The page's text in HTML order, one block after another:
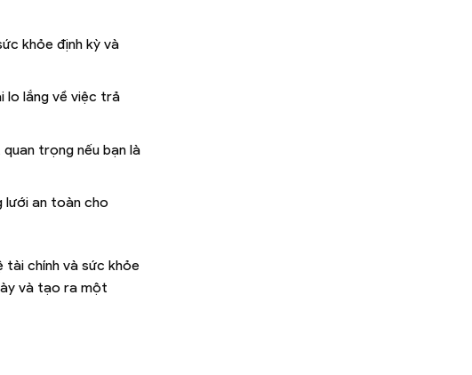
khỏe định kỳ và
lo lắng về việc trả
trọng nếu bạn là
lưới an toàn cho
tài chính và sức khỏe
và tạo ra một